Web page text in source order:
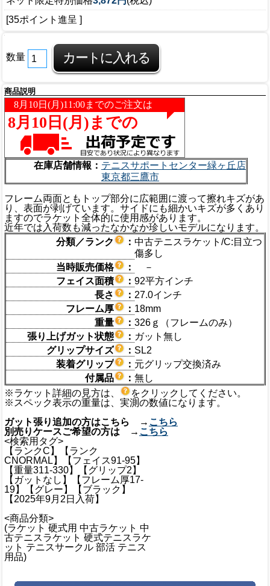
[35ポイント進呈 ]
数量
商品説明
在庫店舗情報： テニスサポートセンター緑ヶ丘店
東京都三鷹市
フレーム両面ともトップ部分に広範囲に渡って擦れキズがあ
り、表面が剥げています。サイドにも細かいキズが多くあり
ますのでラケット全体的に使用感があります。
近年では入荷数も減ったなかなか珍しいモデルになります。
分類／ランク
： 中古テニスラケット/C:目立つ
傷多し
当時販売価格
：
－
フェイス面積
： 92平方インチ
長さ
： 27.0インチ
フレーム厚
： 18mm
重量
： 326ｇ（フレームのみ）
張り上げガット状態
： ガット無し
グリップサイズ
： SL2
装着グリップ
： 元グリップ交換済み
付属品
： 無し
※ラケット詳細の見方は、
をクリックしてください。
※スペック表示の重量は、実測の数値になります。
ガット張り追加の方はこちら → こちら
別売りケースご希望の方は → こちら
<検索用タグ>
【ランクC】【ランク
CNORMAL】【フェイス91-95】
【重量311-330】【グリップ2】
【ガットなし】【フレーム厚17-
19】【グレー】【ブラック】
【2025年9月2日入荷】
<商品分類>
(ラケット 硬式用 中古ラケット 中
古テニスラケット 硬式テニスラケ
ット テニスサークル 部活 テニス
用品)